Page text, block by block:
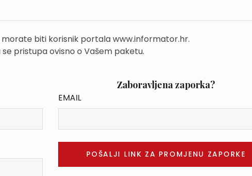
morate biti korisnik portala www.informator.hr.
se pristupa ovisno o Vašem paketu.
Zaboravljena zaporka?
EMAIL